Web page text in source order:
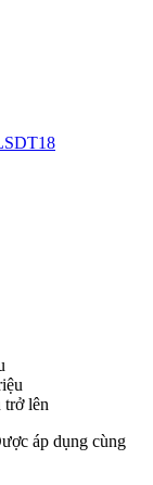
trở lên
áp dụng cùng